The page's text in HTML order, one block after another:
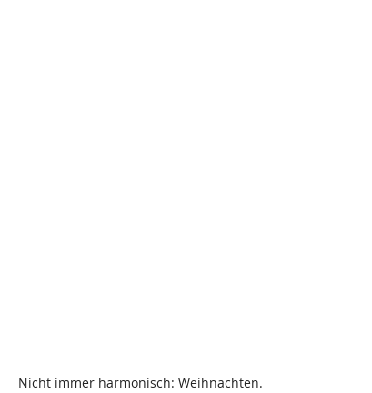
Nicht immer harmonisch: Weihnachten.